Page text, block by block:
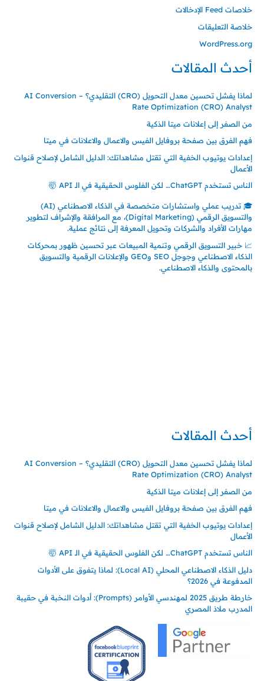
خلاصات Feed الإدخالات
خلاصة التعليقات
WordPress.org
أحدث المقالات
لماذا يفشل تحسين معدل التحويل (CRO) التقليدي؟ – AI Conversion
Rate Optimization (CRO) Analyst
من الصفر إلى إعلانات ميتا الذكية
فهم الفرق بين صفحة بروفايل الفيس والاعمال والاعلانات في ميتا
إعدادات يوتيوب الخفية التي تقتل مشاهداتك: الدليل الشامل لإصلاح قنوات
الأعمال
الناس تستخدم ChatGPT… لكن الفلوس الحقيقية في الـ API 🤯
🎓 تدريب عملي واستشارات متخصصة في الذكاء الاصطناعي (AI)
والتسويق الرقمي (Digital Marketing)، مع المرافقة والإشراف لتطوير
مهارات الأفراد والشركات وتحويل المعرفة إلى نتائج عملية.
📈 خبير التسويق الرقمي وتنمية المبيعات عبر تحسين ظهور بمحركات
الذكاء الاصطناعي وجوجل SEO وGEO والإعلانات الرقمية والتسويق
بالمحتوى والذكاء الاصطناعي.
أحدث المقالات
لماذا يفشل تحسين معدل التحويل (CRO) التقليدي؟ – AI Conversion
Rate Optimization (CRO) Analyst
من الصفر إلى إعلانات ميتا الذكية
فهم الفرق بين صفحة بروفايل الفيس والاعمال والاعلانات في ميتا
إعدادات يوتيوب الخفية التي تقتل مشاهداتك: الدليل الشامل لإصلاح قنوات
الأعمال
الناس تستخدم ChatGPT… لكن الفلوس الحقيقية في الـ API 🤯
دليل الذكاء الاصطناعي المحلي (Local AI): لماذا يتفوق على الأدوات
المدفوعة في 2026؟
خارطة طريق 2025 لمهندسي الأوامر (Prompts): أدوات النخبة في حقيبة
المدرب ملاذ المصري